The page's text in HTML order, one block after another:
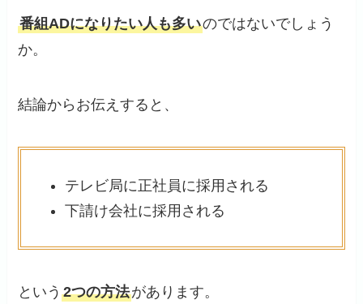
番組ADになりたい人も多いのではないでしょう
か。
結論からお伝えすると、
テレビ局に正社員に採用される
下請け会社に採用される
という2つの方法があります。